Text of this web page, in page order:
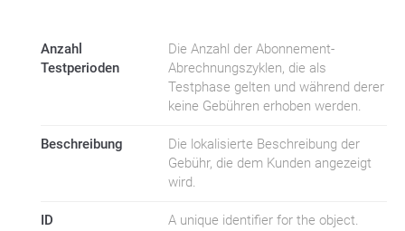
Anzahl
Testperioden
Die Anzahl der Abonnement-
Abrechnungszyklen, die als
Testphase gelten und während derer
keine Gebühren erhoben werden.
Beschreibung
Die lokalisierte Beschreibung der
Gebühr, die dem Kunden angezeigt
wird.
ID A unique identifier for the object.